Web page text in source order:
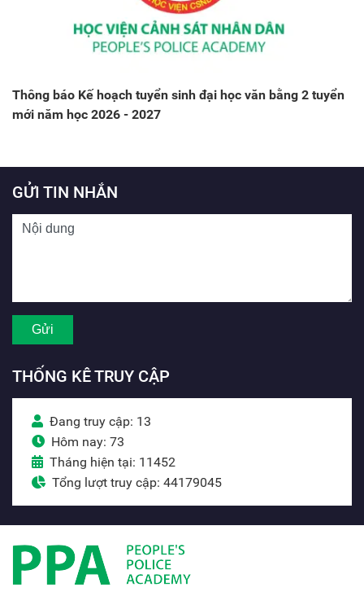
Thông báo Kế hoạch tuyển sinh đại học văn bằng 2 tuyển
mới năm học 2026 - 2027
GỬI TIN NHẮN
THỐNG KÊ TRUY CẬP
Đang truy cập: 13
Hôm nay: 73
Tháng hiện tại: 11452
Tổng lượt truy cập: 44179045